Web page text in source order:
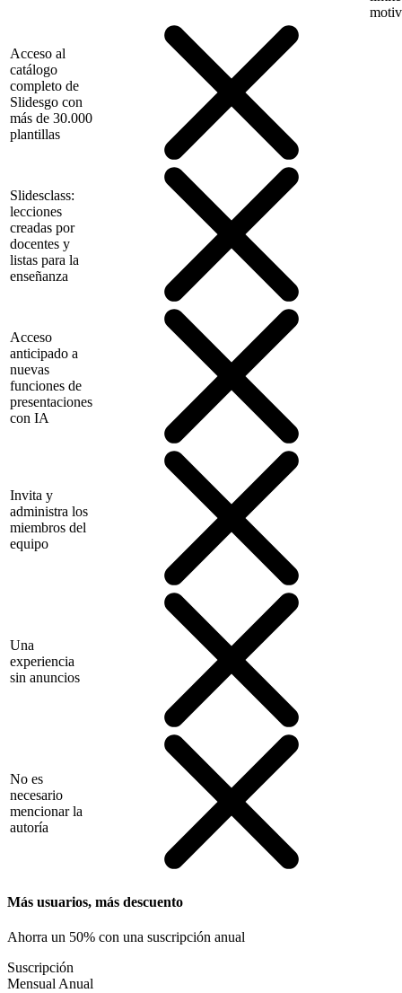
Acceso al
catálogo
completo de
Slidesgo con
más de 30.000
plantillas
Slidesclass:
lecciones
creadas por
docentes y
listas para la
enseñanza
Acceso
anticipado a
nuevas
funciones de
presentaciones
con IA
Invita y
administra los
miembros del
equipo
Una
experiencia
sin anuncios
No es
necesario
mencionar la
autoría
Más usuarios, más descuento
Ahorra un 50% con una suscripción anual
Suscripción
Mensual Anual